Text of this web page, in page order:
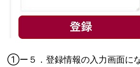
①ー５．登録情報の入力画面にな